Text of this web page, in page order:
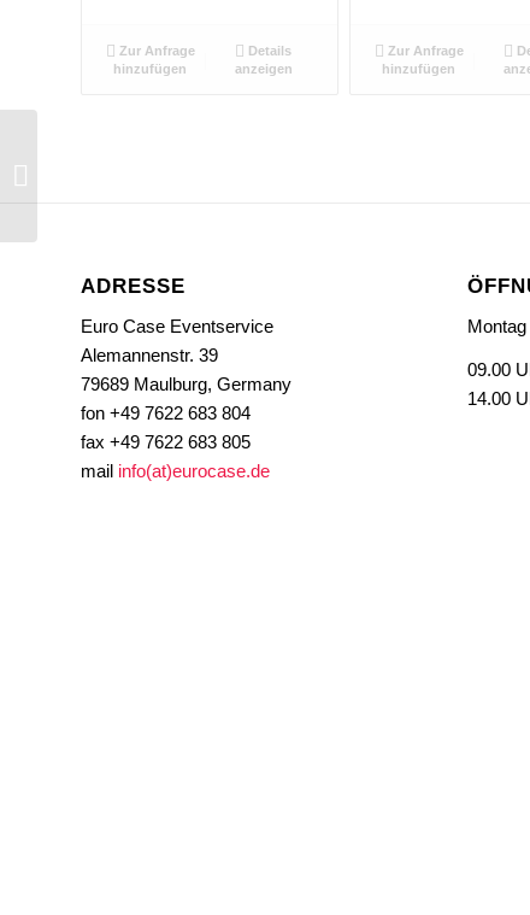
Zur Anfrage
hinzufügen
Details
anzeigen
Zur Anfrage
hinzufügen
ADRESSE
Euro Case Eventservice
Alemannenstr. 39
79689 Maulburg, Germany
fon +49 7622 683 804
fax +49 7622 683 805
mail info(at)eurocase.de
09.00
14.00